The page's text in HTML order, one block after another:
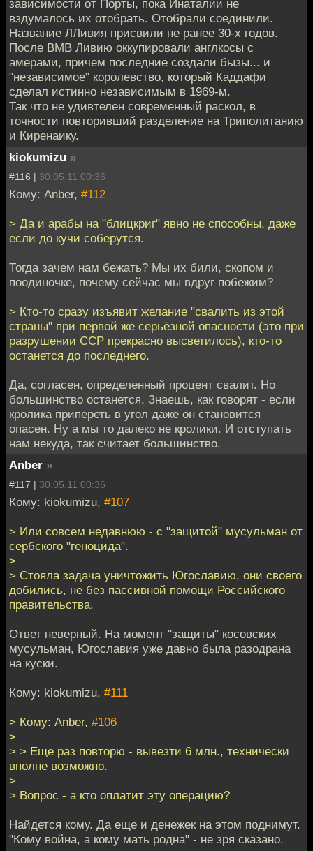
зависимости от Порты, пока Инаталии не
вздумалось их отобрать. Отобрали соединили.
Название ЛЛивия присвили не ранее 30-х годов.
После ВМВ Ливию оккупировали англкосы с
амерами, причем последние создали бызы... и
"независимое" королевство, который Каддафи
сделал истинно независимым в 1969-м.
Так что не удивтелен современный раскол, в
точности повторивший разделение на Триполитанию
и Киренаику.
kiokumizu »
#116 | 30.05.11 00:36
Кому: Anber, #112
> Да и арабы на "блицкриг" явно не способны, даже
если до кучи соберутся.
Тогда зачем нам бежать? Мы их били, скопом и
поодиночке, почему сейчас мы вдруг побежим?
> Кто-то сразу изъявит желание "свалить из этой
страны" при первой же серьёзной опасности (это при
разрушении ССР прекрасно высветилось), кто-то
останется до последнего.
Да, согласен, определенный процент свалит. Но
большинство останется. Знаешь, как говорят - если
кролика припереть в угол даже он становится
опасен. Ну а мы то далеко не кролики. И отступать
нам некуда, так считает большинство.
Anber »
#117 | 30.05.11 00:36
Кому: kiokumizu, #107
> Или совсем недавнюю - с "защитой" мусульман от
сербского "геноцида".
>
> Стояла задача уничтожить Югославию, они своего
добились, не без пассивной помощи Российского
правительства.
Ответ неверный. На момент "защиты" косовских
мусульман, Югославия уже давно была разодрана
на куски.
Кому: kiokumizu, #111
> Кому: Anber, #106
>
> > Еще раз повторю - вывезти 6 млн., технически
вполне возможно.
>
> Вопрос - а кто оплатит эту операцию?
Найдется кому. Да еще и денежек на этом поднимут.
"Кому война, а кому мать родна" - не зря сказано.